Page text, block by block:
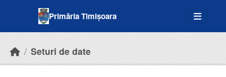
Primăria Timișoara
Seturi de date